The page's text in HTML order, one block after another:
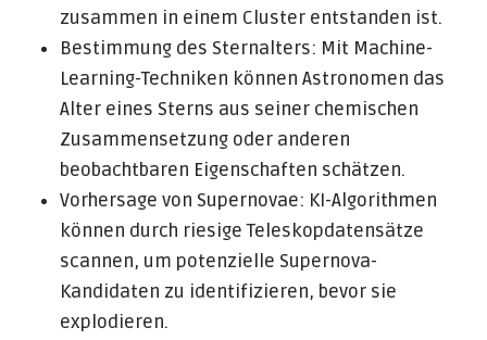
zusammen in einem Cluster entstanden ist.
Bestimmung des Sternalters: Mit Machine-
Learning-Techniken können Astronomen das
Alter eines Sterns aus seiner chemischen
Zusammensetzung oder anderen
beobachtbaren Eigenschaften schätzen.
Vorhersage von Supernovae: KI-Algorithmen
können durch riesige Teleskopdatensätze
scannen, um potenzielle Supernova-
Kandidaten zu identifizieren, bevor sie
explodieren.